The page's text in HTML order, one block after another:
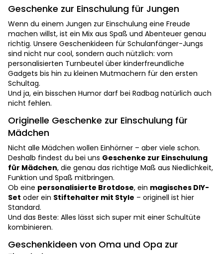
Geschenke zur Einschulung für Jungen
Wenn du einem Jungen zur Einschulung eine Freude
machen willst, ist ein Mix aus Spaß und Abenteuer genau
richtig. Unsere Geschenkideen für Schulanfänger-Jungs
sind nicht nur cool, sondern auch nützlich: vom
personalisierten Turnbeutel über kinderfreundliche
Gadgets bis hin zu kleinen Mutmachern für den ersten
Schultag.
Und ja, ein bisschen Humor darf bei Radbag natürlich auch
nicht fehlen.
Originelle Geschenke zur Einschulung für
Mädchen
Nicht alle Mädchen wollen Einhörner – aber viele schon.
Deshalb findest du bei uns Geschenke zur Einschulung
für Mädchen, die genau das richtige Maß aus Niedlichkeit,
Funktion und Spaß mitbringen.
Ob eine personalisierte Brotdose, ein magisches DIY-
Set oder ein Stiftehalter mit Style – originell ist hier
Standard.
Und das Beste: Alles lässt sich super mit einer Schultüte
kombinieren.
Geschenkideen von Oma und Opa zur